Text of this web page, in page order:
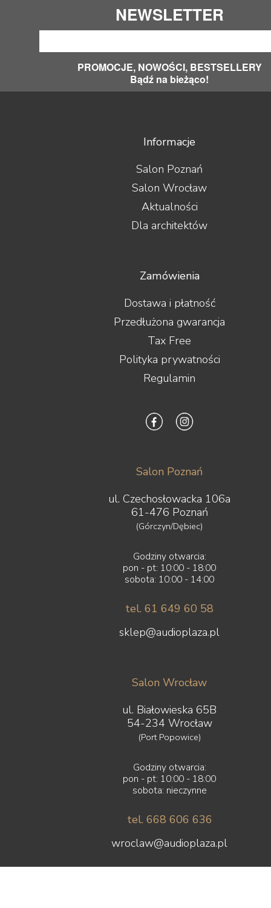
NEWSLETTER
PROMOCJE, NOWOŚCI, BESTSELLERY
Bądź na bieżąco!
Informacje
Salon Poznań
Salon Wrocław
Aktualności
Dla architektów
Zamówienia
Dostawa i płatność
Przedłużona gwarancja
Tax Free
Polityka prywatności
Regulamin
Salon Poznań
ul. Czechosłowacka 106a
61-476 Poznań
(Górczyn/Dębiec)
Godziny otwarcia:
pon - pt: 10:00 - 18:00
sobota: 10:00 - 14:00
tel. 61 649 60 58
sklep@audioplaza.pl
Salon Wrocław
ul. Białowieska 65B
54-234 Wrocław
(Port Popowice)
Godziny otwarcia:
pon - pt: 10:00 - 18:00
sobota: nieczynne
tel. 668 606 636
wroclaw@audioplaza.pl